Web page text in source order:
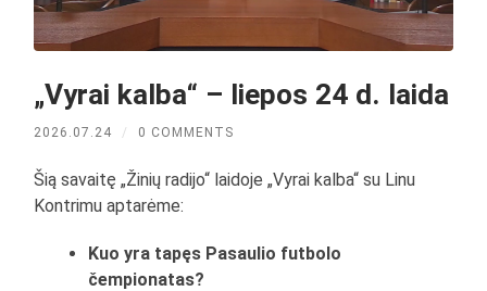
„Vyrai kalba“ – liepos 24 d. laida
2026.07.24 / 0 COMMENTS
Šią savaitę „Žinių radijo“ laidoje „Vyrai kalba“ su Linu
Kontrimu aptarėme:
Kuo yra tapęs Pasaulio futbolo
čempionatas?